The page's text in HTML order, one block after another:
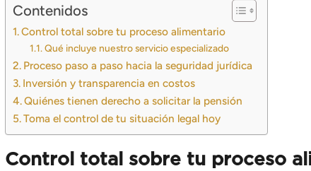
Contenidos
Control total sobre tu proceso alimentario
Qué incluye nuestro servicio especializado
Proceso paso a paso hacia la seguridad jurídica
Inversión y transparencia en costos
Quiénes tienen derecho a solicitar la pensión
Toma el control de tu situación legal hoy
Control total sobre tu proceso